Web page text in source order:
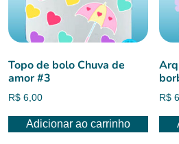
Topo de bolo Chuva de
amor #3
R$ 6,00
Adicionar ao carrinho
R$